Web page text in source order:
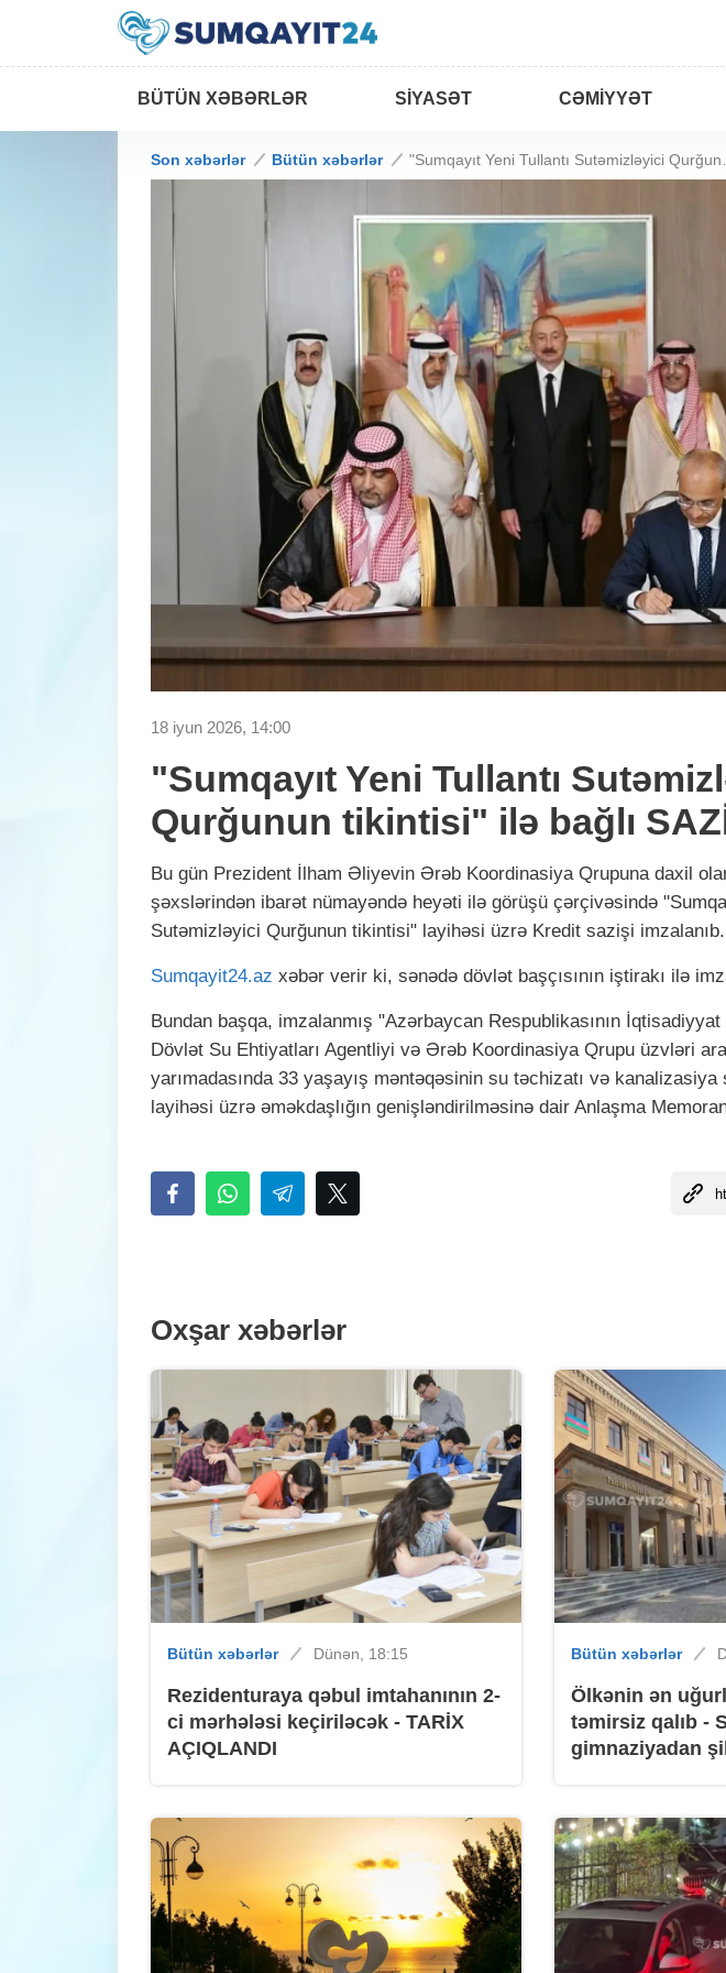
BÜTÜN XƏBƏRLƏR SIYASƏT CƏMIYYƏT
Son xəbərlər Bütün xəbərlər
18 iyun 2026, 14:00
"Sumqayıt Yeni Tullantı
Qurğunun tikintisi" ilə bağlı
Bu gün Prezident İlham Əliyevin Ərəb Koordinasiya Qrupuna daxil
şəxslərindən ibarət nümayəndə heyəti ilə görüşü çərçivəsində
Sutəmizləyici Qurğunun tikintisi" layihəsi üzrə Kredit sazişi imzalanıb.
Sumqayit24.az xəbər verir ki, sənədə dövlət başçısının iştirakı ilə
Bundan başqa, imzalanmış "Azərbaycan Respublikasının
Dövlət Su Ehtiyatları Agentliyi və Ərəb Koordinasiya Qrupu üzvləri
yarımadasında 33 yaşayış məntəqəsinin su təchizatı və
layihəsi üzrə əməkdaşlığın genişləndirilməsinə dair Anlaşma
Oxşar xəbərlər
Bütün xəbərlər Dünən, 18:15
Rezidenturaya qəbul imtahanının 2-
ci mərhələsi keçiriləcək - TARİX
AÇIQLANDI
Bütün xəbərlər
Ölkənin ən
təmirsiz qalıb -
gimnaziyadan